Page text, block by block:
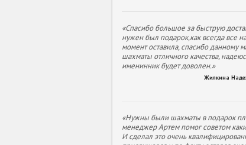
«Спасибо большое за быструю
нужен был подарок,как всегда все
момент оставила, спасибо данному
шахматы отличного качества,
именинник будет доволен.»
Жилкина
«Нужны были шахматы в подарок
менеджер Артем помог советом
И сделал это очень